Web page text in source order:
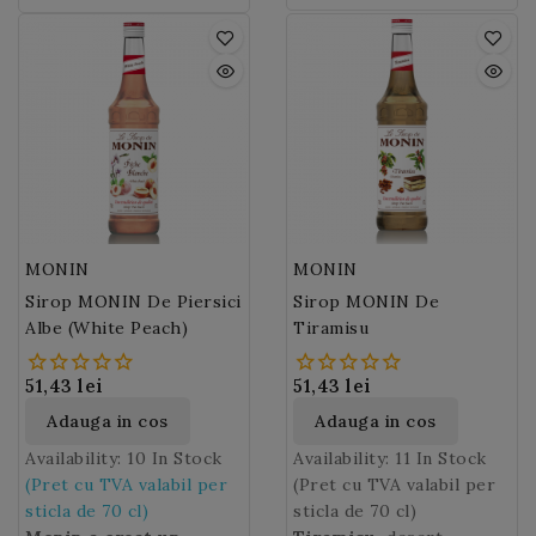
si aduce buna dispozitie!
este un
ingredient cheie in
preparatele cu cafea,
lapte, lichioruri si
spirtoase sau deserturi.
parcursul anului.
MONIN
Sirop MONIN De Piersici
Albe (White Peach)
51,43 lei
Adauga in cos
Availability: 10 In Stock
(Pret cu TVA valabil per
sticla de 70 cl)
MONIN
Sirop MONIN De
Tiramisu
51,43 lei
Adauga in cos
Availability: 11 In Stock
(Pret cu TVA valabil per
sticla de 70 cl)